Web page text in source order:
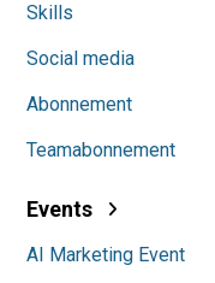
Skills
Social media
Abonnement
Teamabonnement
Events
AI Marketing Event